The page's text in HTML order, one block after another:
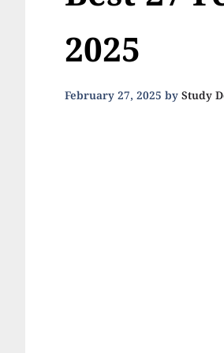
2025
February 27, 2025 byStudy